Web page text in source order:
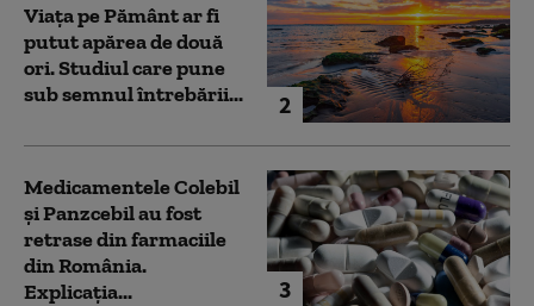
2
Viața pe Pământ ar fi
putut apărea de două
ori. Studiul care pune
sub semnul întrebării...
3
Medicamentele Colebil
și Panzcebil au fost
retrase din farmaciile
din România.
Explicația...